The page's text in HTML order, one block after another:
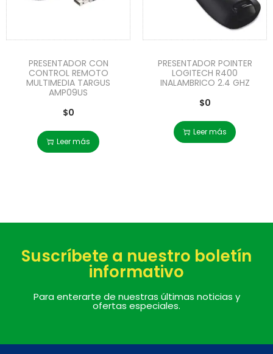
PRESENTADOR CON
CONTROL REMOTO
MULTIMEDIA TARGUS
AMP09US
$0
Leer más
PRESENTADOR POINTER
LOGITECH R400
INALAMBRICO 2.4 GHZ
$0
Leer más
Suscríbete a nuestro boletín
informativo
Para enterarte de nuestras últimas noticias y
ofertas especiales.